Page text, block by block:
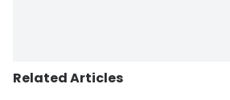
Related Articles